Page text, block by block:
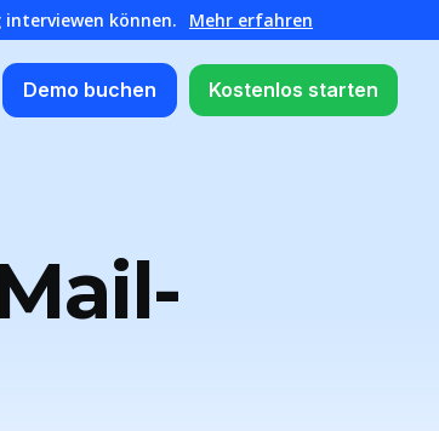
können. Mehr erfahren
Demo buchen Kostenlos starten